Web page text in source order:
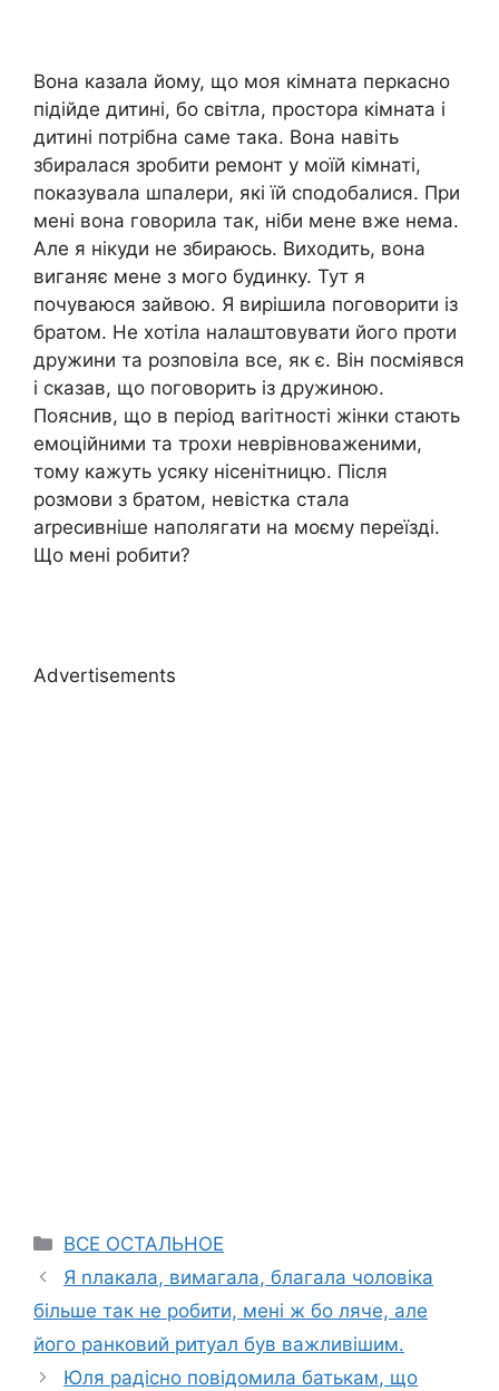
Вона казала йому, що моя кімната перкасно
підійде дитині, бо світла, простора кімната і
дитині потрібна саме така. Вона навіть
збиралася зробити ремонт у моїй кімнаті,
показувала шпалери, які їй сподобалися. При
мені вона говорила так, ніби мене вже нема.
Але я нікуди не збираюсь. Виходить, вона
виганяє мене з мого будинку. Тут я
почуваюся зайвою. Я вирішила поговорити із
братом. Не хотіла налаштовувати його проти
дружини та розповіла все, як є. Він посміявся
і сказав, що поговорить із дружиною.
Пояснив, що в період ваrітності жінки стають
емоційними та трохи неврівноваженими,
тому кажуть усяку нісенітницю. Після
розмови з братом, невістка стала
аrресивніше наполягати на моєму переїзді.
Що мені робити?
Advertisements
Categories
ВСЕ ОСТАЛЬНОЕ
Я nлакала, вимагала, благала чоловіка
більше так не робити, мені ж бо ляче, але
його ранковий ритуал був важливішим.
Юля радісно повідомила батькам, що